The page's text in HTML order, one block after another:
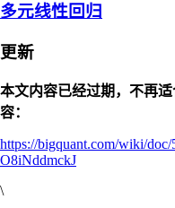
多元线性回归
更新
本文内容已经过期，不再
容：
https://bigquant.com/wiki/
O8iNddmckJ
\